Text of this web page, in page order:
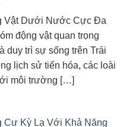
Vật Dưới Nước Cực Đa
động vật quan trọng
duy trì sự sống trên Trái
lịch sử tiến hóa, các loài
môi trường […]